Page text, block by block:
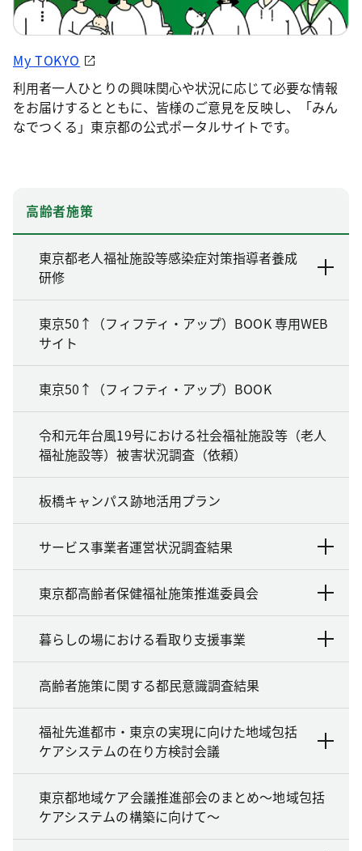
My TOKYO
利用者一人ひとりの興味関心や状況に応じて必要な情報
をお届けするとともに、皆様のご意見を反映し、「みん
なでつくる」東京都の公式ポータルサイトです。
高齢者施策
東京都老人福祉施設等感染症対策指導者養成
研修
東京50↑（フィフティ・アップ）BOOK 専用WEB
サイト
東京50↑（フィフティ・アップ）BOOK
令和元年台風19号における社会福祉施設等（老人
福祉施設等）被害状況調査（依頼）
板橋キャンパス跡地活用プラン
サービス事業者運営状況調査結果
東京都高齢者保健福祉施策推進委員会
暮らしの場における看取り支援事業
高齢者施策に関する都民意識調査結果
福祉先進都市・東京の実現に向けた地域包括
ケアシステムの在り方検討会議
東京都地域ケア会議推進部会のまとめ～地域包括
ケアシステムの構築に向けて～